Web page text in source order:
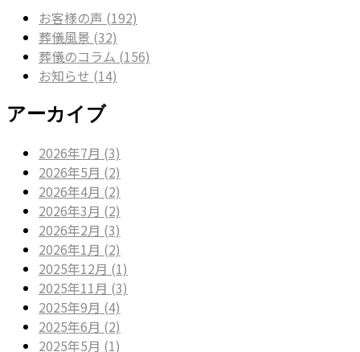
お客様の声 (192)
葬儀風景 (32)
葬儀のコラム (156)
お知らせ (14)
アーカイブ
2026年7月 (3)
2026年5月 (2)
2026年4月 (2)
2026年3月 (2)
2026年2月 (3)
2026年1月 (2)
2025年12月 (1)
2025年11月 (3)
2025年9月 (4)
2025年6月 (2)
2025年5月 (1)